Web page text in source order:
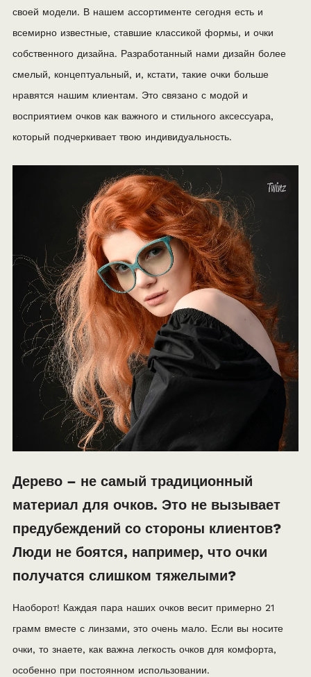
своей модели. В нашем ассортименте сегодня есть и
всемирно известные, ставшие классикой формы, и очки
собственного дизайна. Разработанный нами дизайн более
смелый, концептуальный, и, кстати, такие очки больше
нравятся нашим клиентам. Это связано с модой и
восприятием очков как важного и стильного аксессуара,
который подчеркивает твою индивидуальность.
Дерево – не самый традиционный
материал для очков. Это не вызывает
предубеждений со стороны клиентов?
Люди не боятся, например, что очки
получатся слишком тяжелыми?
Наоборот! Каждая пара наших очков весит примерно 21
грамм вместе с линзами, это очень мало. Если вы носите
очки, то знаете, как важна легкость очков для комфорта,
особенно при постоянном использовании.